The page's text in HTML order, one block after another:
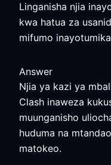
Linganisha njia
kwa hatua za
mifumo
Answer
Njia ya kazi ya
Clash inaweza
muunganisho
huduma na
matokeo.